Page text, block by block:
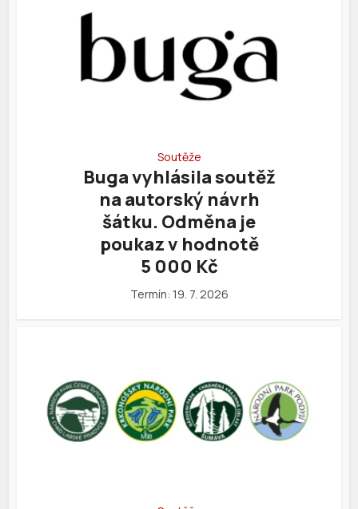
Soutěže
Buga vyhlásila soutěž
na autorský návrh
šátku. Odměna je
poukaz v hodnotě
5 000 Kč
Termín: 19. 7. 2026